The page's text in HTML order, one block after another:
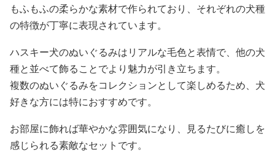
もふもふの柔らかな素材で作られており、それぞれの犬種
の特徴が丁寧に表現されています。
ハスキー犬のぬいぐるみはリアルな毛色と表情で、他の犬
種と並べて飾ることでより魅力が引き立ちます。
複数のぬいぐるみをコレクションとして楽しめるため、犬
好きな方には特におすすめです。
お部屋に飾れば華やかな雰囲気になり、見るたびに癒しを
感じられる素敵なセットです。